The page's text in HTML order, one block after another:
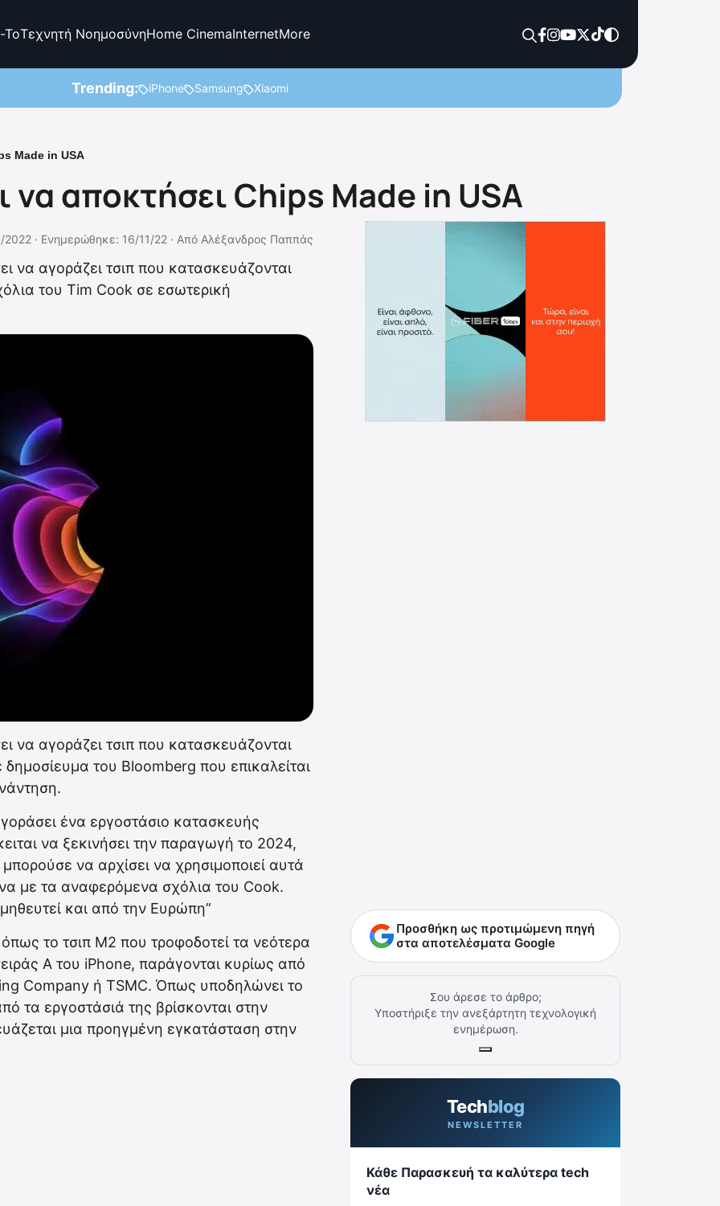
ToΤεχνητή ΝοημοσύνηHome CinemaInternetMore
Trending: iPhone Samsung Xiaomi
Made in USΑ
να αποκτήσει Chips Made in USΑ
2022 · Ενημερώθηκε: 16/11/22 · Από Αλέξανδρος Παππάς
να αγοράζει τσιπ που κατασκευάζονται
του Tim Cook σε εσωτερική
να αγοράζει τσιπ που κατασκευάζονται
του Bloomberg που επικαλείται
ένα εργοστάσιο κατασκευής
να ξεκινήσει την παραγωγή το 2024,
να αρχίσει να χρησιμοποιεί αυτά
με τα αναφερόμενα σχόλια του Cook.
και από την Ευρώπη”
το τσιπ M2 που τροφοδοτεί τα νεότερα
A του iPhone, παράγονται κυρίως από
Company ή TSMC. Όπως υποδηλώνει το
τα εργοστάσιά της βρίσκονται στην
μια προηγμένη εγκατάσταση στην
Προσθήκη ως προτιμώμενη πηγή
στα αποτελέσματα Google
Σου άρεσε το άρθρο;
Υποστήριξε την ανεξάρτητη τεχνολογική
ενημέρωση.
Techblog
NEWSLETTER
Κάθε Παρασκευή τα καλύτερα tech
νέα